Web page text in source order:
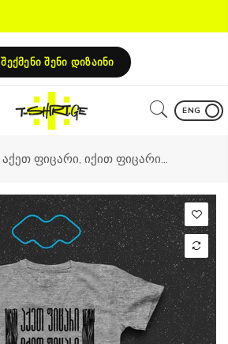
შექმენი შენი დიზაინი
ENG
აქეთ ფიცარი, იქით ფიცარი...